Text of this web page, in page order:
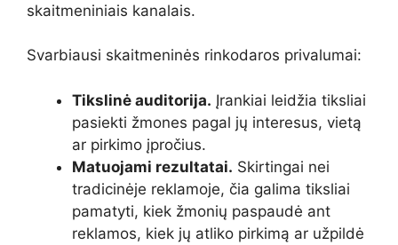
skaitmeniniais kanalais.
Svarbiausi skaitmeninės rinkodaros privalumai:
Tikslinė auditorija. Įrankiai leidžia tiksliai
pasiekti žmones pagal jų interesus, vietą
ar pirkimo įpročius.
Matuojami rezultatai. Skirtingai nei
tradicinėje reklamoje, čia galima tiksliai
pamatyti, kiek žmonių paspaudė ant
reklamos, kiek jų atliko pirkimą ar užpildė